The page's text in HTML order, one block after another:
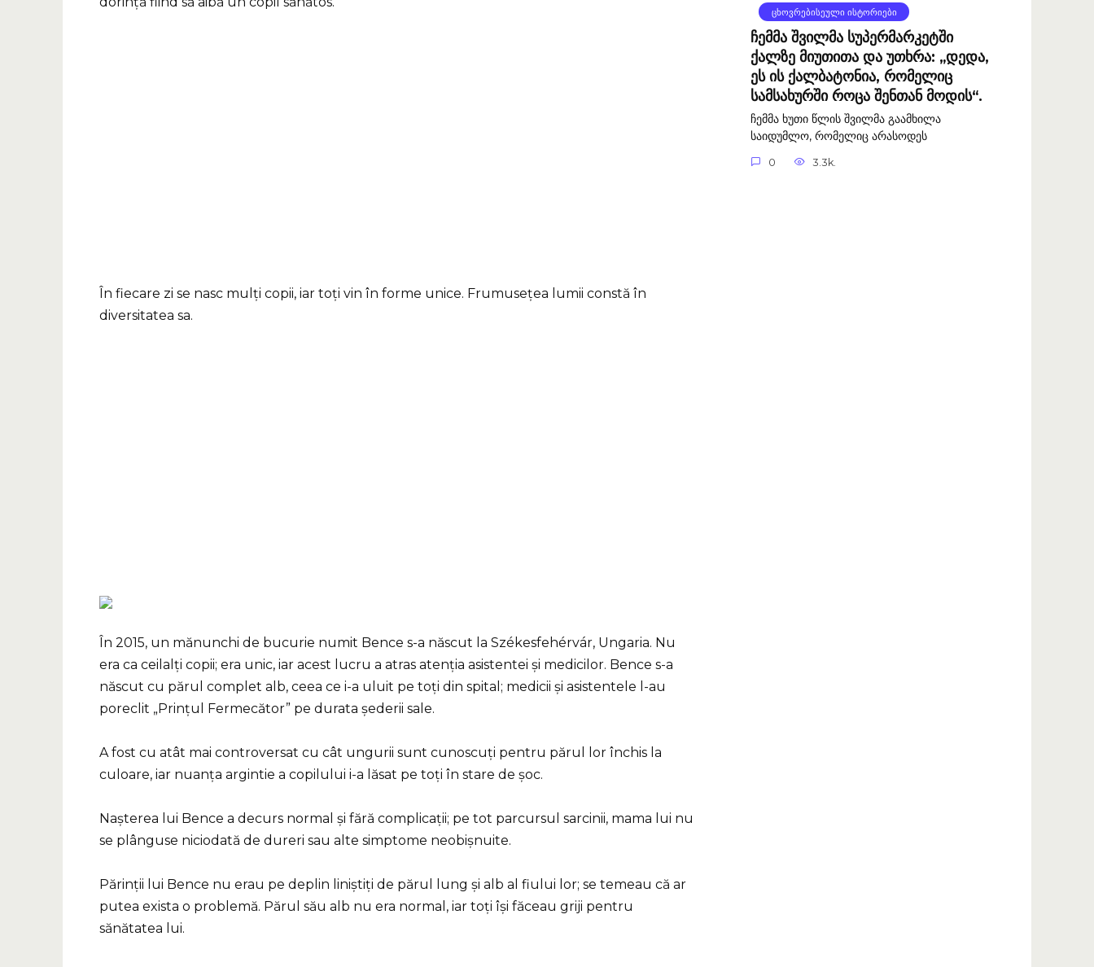
În fiecare zi se nasc mulți copii, iar toți vin în forme unice. Frumusețea lumii constă în
diversitatea sa.
În 2015, un mănunchi de bucurie numit Bence s-a născut la Székesfehérvár, Ungaria. Nu
era ca ceilalți copii; era unic, iar acest lucru a atras atenția asistentei și medicilor. Bence s-a
născut cu părul complet alb, ceea ce i-a uluit pe toți din spital; medicii și asistentele l-au
poreclit „Prințul Fermecător” pe durata șederii sale.
A fost cu atât mai controversat cu cât ungurii sunt cunoscuți pentru părul lor închis la
culoare, iar nuanța argintie a copilului i-a lăsat pe toți în stare de șoc.
Nașterea lui Bence a decurs normal și fără complicații; pe tot parcursul sarcinii, mama lui nu
se plânguse niciodată de dureri sau alte simptome neobișnuite.
Părinții lui Bence nu erau pe deplin liniștiți de părul lung și alb al fiului lor; se temeau că ar
putea exista o problemă. Părul său alb nu era normal, iar toți își făceau griji pentru
sănătatea lui.
ᲪᲮᲝᲕᲠᲔᲑᲘᲡᲔᲣᲚᲘ ᲘᲡᲢᲝᲠᲘᲔᲑᲘ
ჩემმა შვილმა სუპერმარკეტში
ქალზე მიუთითა და უთხრა: „დედა,
ეს ის ქალბატონია, რომელიც
სამსახურში როცა შენთან მოდის“.
ჩემმა ხუთი წლის შვილმა გაამხილა
საიდუმლო, რომელიც არასოდეს
0 3.3k.